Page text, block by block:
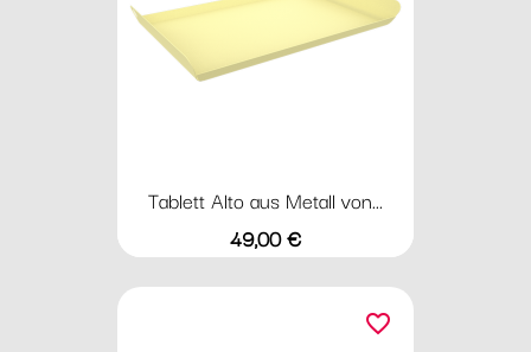
Tablett Alto aus Metall von...
Preis
49,00 €
favorite_border